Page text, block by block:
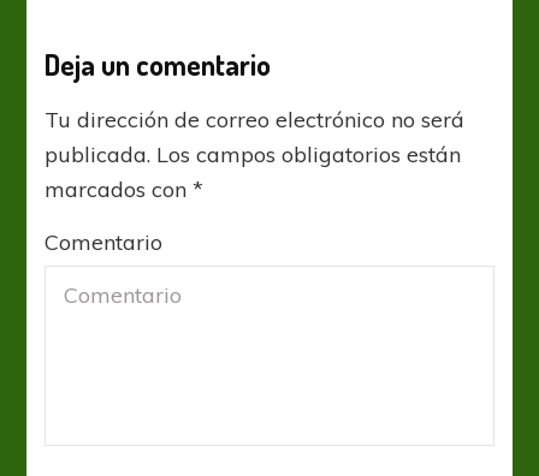
Deja un comentario
Tu dirección de correo electrónico no será
publicada. Los campos obligatorios están
marcados con*
Comentario